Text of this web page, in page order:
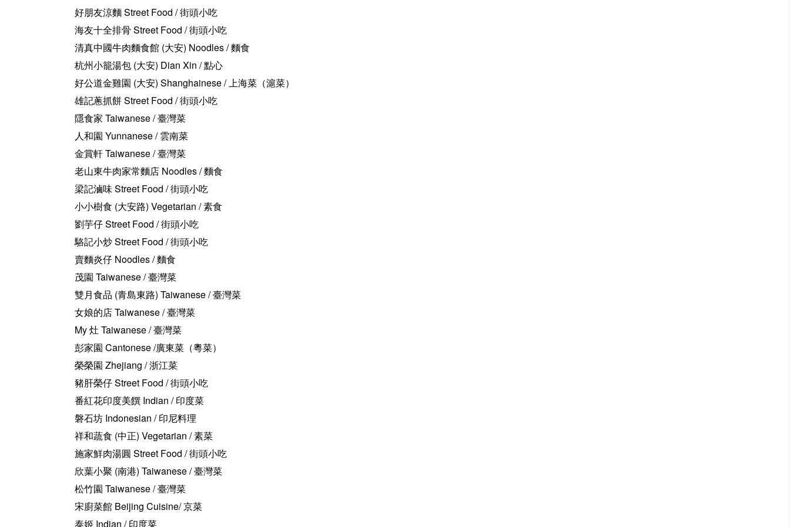
好朋友涼麵 Street Food / 街頭小吃
海友十全排骨 Street Food / 街頭小吃
清真中國牛肉麵食館 (大安) Noodles / 麵食
杭州小籠湯包 (大安) Dian Xin / 點心
好公道金雞園 (大安) Shanghainese / 上海菜（滬菜）
雄記蔥抓餅 Street Food / 街頭小吃
隱食家 Taiwanese / 臺灣菜
人和園 Yunnanese / 雲南菜
金賞軒 Taiwanese / 臺灣菜
老山東牛肉家常麵店 Noodles / 麵食
梁記滷味 Street Food / 街頭小吃
小小樹食 (大安路) Vegetarian / 素食
劉芋仔 Street Food / 街頭小吃
駱記小炒 Street Food / 街頭小吃
賣麵炎仔 Noodles / 麵食
茂園 Taiwanese / 臺灣菜
雙月食品 (青島東路) Taiwanese / 臺灣菜
女娘的店 Taiwanese / 臺灣菜
My 灶 Taiwanese / 臺灣菜
彭家園 Cantonese /廣東菜（粵菜）
榮榮園 Zhejiang / 浙江菜
豬肝榮仔 Street Food / 街頭小吃
番紅花印度美饌 Indian / 印度菜
磐石坊 Indonesian / 印尼料理
祥和蔬食 (中正) Vegetarian / 素菜
施家鮮肉湯圓 Street Food / 街頭小吃
欣葉小聚 (南港) Taiwanese / 臺灣菜
松竹園 Taiwanese / 臺灣菜
宋廚菜館 Beijing Cuisine/ 京菜
泰姬 Indian / 印度菜